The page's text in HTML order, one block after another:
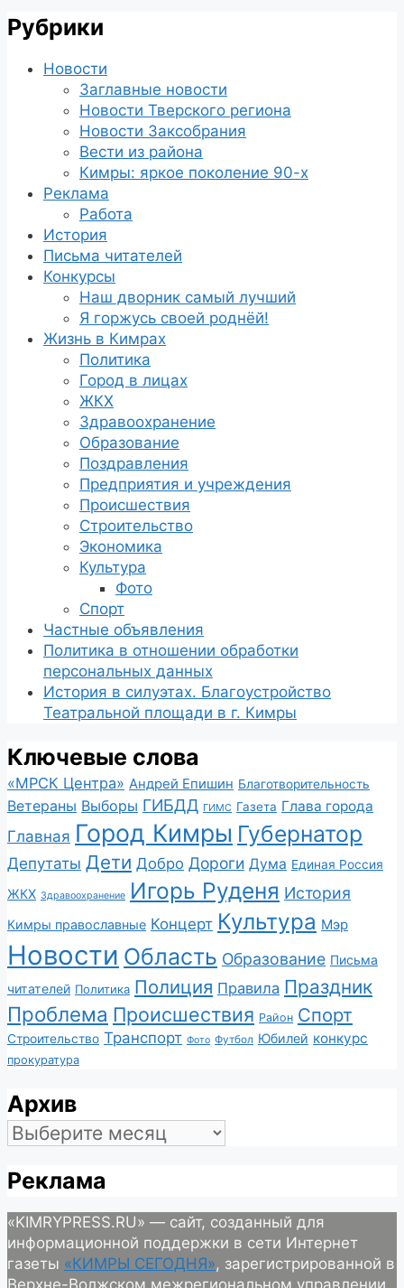
Рубрики
Новости
Заглавные новости
Новости Тверского региона
Новости Заксобрания
Вести из района
Кимры: яркое поколение 90-х
Реклама
Работа
История
Письма читателей
Конкурсы
Наш дворник самый лучший
Я горжусь своей роднёй!
Жизнь в Кимрах
Политика
Город в лицах
ЖКХ
Здравоохранение
Образование
Поздравления
Предприятия и учреждения
Происшествия
Строительство
Экономика
Культура
Фото
Спорт
Частные объявления
Политика в отношении обработки
персональных данных
История в силуэтах. Благоустройство
Театральной площади в г. Кимры
Ключевые слова
«МРСК Центра» Андрей Епишин Благотворительность
Ветераны Выборы ГИБДД ГИМС Газета Глава города
Главная Город Кимры Губернатор
Депутаты Дети Добро Дороги Дума Единая Россия
ЖКХ Здравоохранение Игорь Руденя История
Кимры православные Концерт Культура Мэр
Новости Область Образование Письма
читателей Политика Полиция Правила Праздник
Проблема Происшествия Район Спорт
Строительство Транспорт Фото Футбол Юбилей конкурс
прокуратура
Архив
Архив
Реклама
«KIMRYPRESS.RU» — сайт, созданный для
информационной поддержки в сети Интернет
газеты «КИМРЫ СЕГОДНЯ», зарегистрированной в
Верхне-Волжском межрегиональном управлении